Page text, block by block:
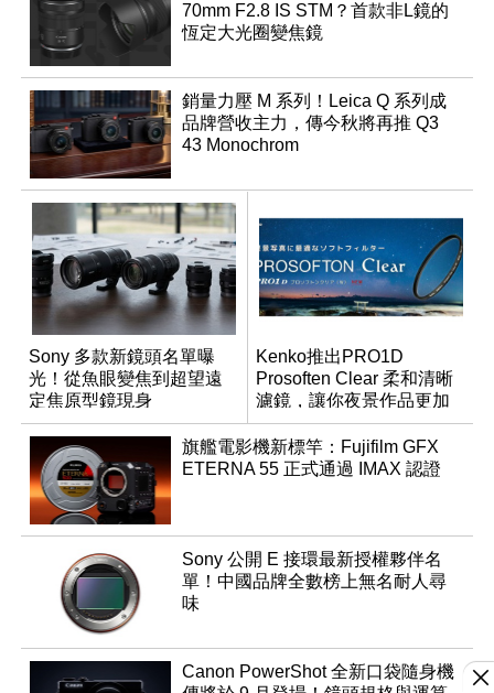
70mm F2.8 IS STM？首款非L鏡的
恆定大光圈變焦鏡
銷量力壓 M 系列！Leica Q 系列成
品牌營收主力，傳今秋將再推 Q3
43 Monochrom
Sony 多款新鏡頭名單曝
光！從魚眼變焦到超望遠
定焦原型鏡現身
Kenko推出PRO1D
Prosoften Clear 柔和清晰
濾鏡，讓你夜景作品更加
璀璨
旗艦電影機新標竿：Fujifilm GFX
ETERNA 55 正式通過 IMAX 認證
Sony 公開 E 接環最新授權夥伴名
單！中國品牌全數榜上無名耐人尋
味
Canon PowerShot 全新口袋隨身機